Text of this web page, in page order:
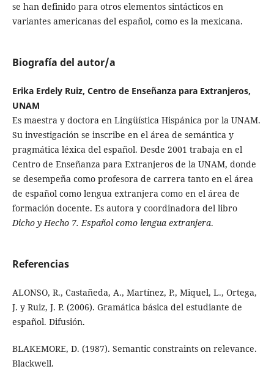
se han definido para otros elementos sintácticos en
variantes americanas del español, como es la mexicana.
Biografía del autor/a
Erika Erdely Ruiz, Centro de Enseñanza para Extranjeros,
UNAM
Es maestra y doctora en Lingüística Hispánica por la UNAM.
Su investigación se inscribe en el área de semántica y
pragmática léxica del español. Desde 2001 trabaja en el
Centro de Enseñanza para Extranjeros de la UNAM, donde
se desempeña como profesora de carrera tanto en el área
de español como lengua extranjera como en el área de
formación docente. Es autora y coordinadora del libro
Dicho y Hecho 7. Español como lengua extranjera.
Referencias
ALONSO, R., Castañeda, A., Martínez, P., Miquel, L., Ortega,
J. y Ruiz, J. P. (2006). Gramática básica del estudiante de
español. Difusión.
BLAKEMORE, D. (1987). Semantic constraints on relevance.
Blackwell.